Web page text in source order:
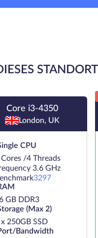
Core i3-4350
London, UK
CPU
Cores /4 Threads
3.6 GHz
3297
GB DDR3
(Max 2)
х 250GB SSD
Bandwidth